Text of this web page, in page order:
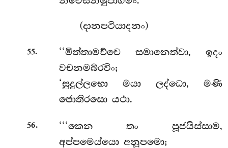
(දානපටියාදනං)
55.
‘‘මිත්තාමච්චෙ සමානෙත්වා, ඉදං
වචනමබ්රවිං;
‘සුදුල්ලභො මයා ලද්ධො, මණි
ජොතිරසො යථා.
56.
‘‘‘කෙන තං පූජයිස්සාම,
අප්පමෙය්යො අනූපමො;